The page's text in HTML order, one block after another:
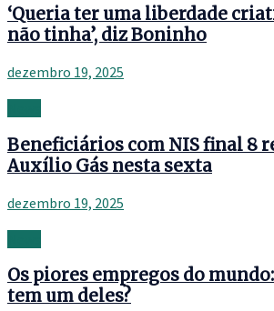
‘Queria ter uma liberdade
não tinha’, diz Boninho
dezembro 19, 2025
Beneficiários com NIS final 8
Auxílio Gás nesta sexta
dezembro 19, 2025
Os piores empregos do
tem um deles?